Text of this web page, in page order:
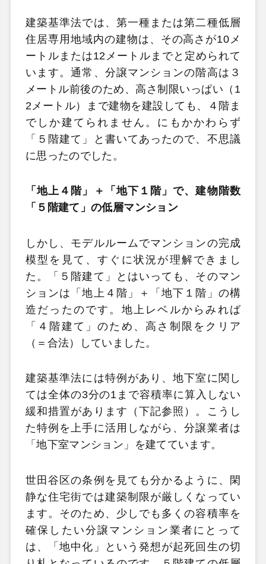
建築基準法では、第一種または第二種低層
住居専用地域内の建物は、その高さが10メ
ートルまたは12メートルまでと定められて
います。通常、分譲マンションの階高は３
メートル前後のため、高さ制限いっぱい（1
2メートル）まで建物を建設しても、４階ま
でしか建てられません。にもかかわらず
「５階建て」と書いてあったので、不思議
に思ったのでした。
「地上４階」＋「地下１階」で、建物階数
「５階建て」の低層マンション
しかし、モデルルームでマンションの完成
模型を見て、すぐに状況が理解できまし
た。「５階建て」とはいっても、そのマン
ションは「地上４階」＋「地下１階」の構
造だったのです。地上レベルからみれば
「４階建て」のため、高さ制限をクリア
（＝合法）していました。
建築基準法には特例があり、地下室に関し
ては全体の3分の1まで容積率に算入しない
緩和措置があります（下記参照）。こうし
た特例を上手に活用しながら、分譲業者は
「地下室マンション」を建てています。
世田谷区の条例を見ても分かるように、閑
静な住宅街では建築制限が厳しくなってい
ます。そのため、少しでも多くの容積率を
確保したい分譲マンション業者にとって
は、「地中化」という発想が起死回生の切